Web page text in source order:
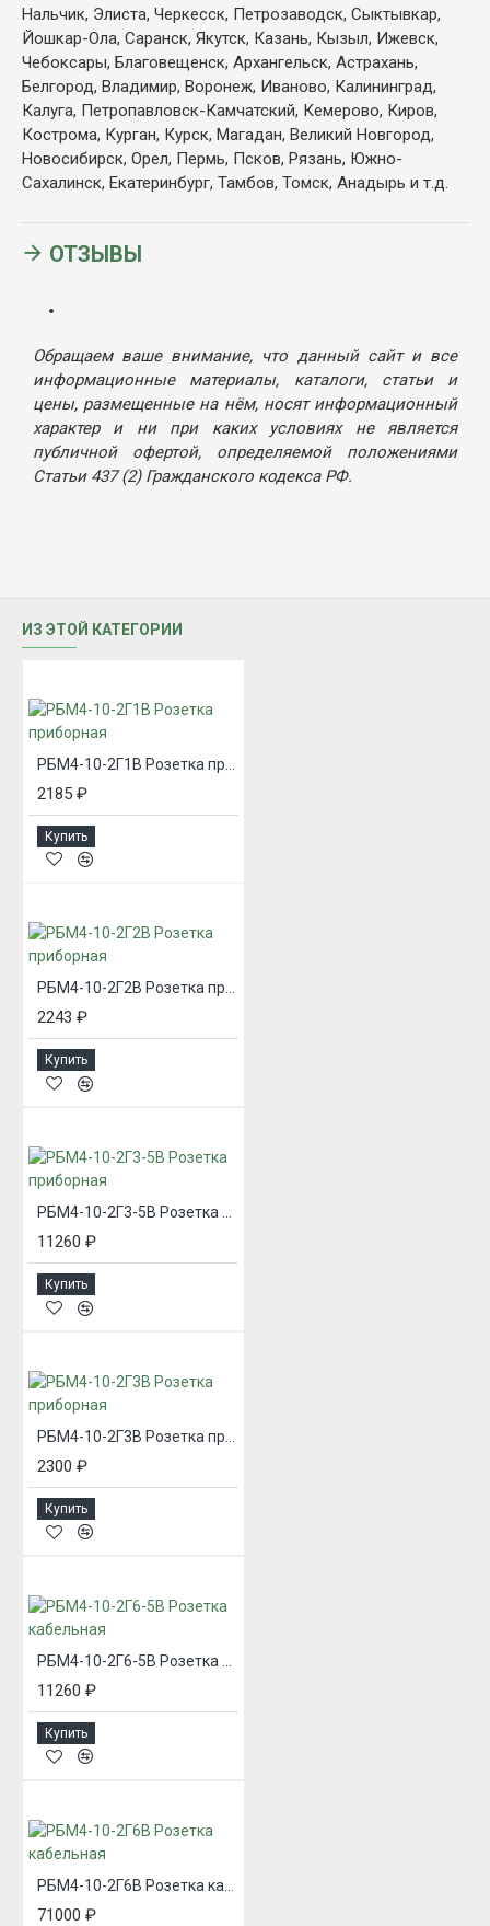
Нальчик, Элиста, Черкесск, Петрозаводск, Сыктывкар,
Йошкар-Ола, Саранск, Якутск, Казань, Кызыл, Ижевск,
Чебоксары, Благовещенск, Архангельск, Астрахань,
Белгород, Владимир, Воронеж, Иваново, Калининград,
Калуга, Петропавловск-Камчатский, Кемерово, Киров,
Кострома, Курган, Курск, Магадан, Великий Новгород,
Новосибирск, Орел, Пермь, Псков, Рязань, Южно-
Сахалинск, Екатеринбург, Тамбов, Томск, Анадырь и т.д.
ОТЗЫВЫ
Обращаем ваше внимание, что данный сайт и все
информационные материалы, каталоги, статьи и
цены, размещенные на нём, носят информационный
характер и ни при каких условиях не является
публичной офертой, определяемой положениями
Статьи 437 (2) Гражданского кодекса РФ.
ИЗ ЭТОЙ КАТЕГОРИИ
2185 ₽
Купить
РБМ4-10-2Г2В Розетка приборная
2243 ₽
Купить
РБМ4-10-2Г3-5В Розетка приборная
11260 ₽
Купить
2300 ₽
Купить
11260 ₽
Купить
71000 ₽